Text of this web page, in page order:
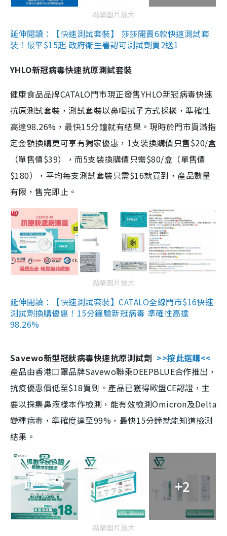
點擊圖片放大
延伸閱讀：【快速測試套裝】 莎莎開賣6款快速測試套
裝！最平$15起 政府衛生署認可測試劑買2送1
YHLO新冠病毒快速抗原測試套裝
健康食品品牌CATALO門市現正發售YHLO新冠病毒快速
抗原測試套裝，測試套裝以鼻咽拭子方式採樣，準確性
高達98.26%，最快15分鐘就有結果。現時於門市買滿指
定金額換購更可享有獨家優惠，1支裝換購價只售$20/盒
（單售價$39），而5支裝換購價只需$80/盒（單售價
$180），平均每支測試套裝只需$16就買到，產品數量
有限，售完即止。
點擊圖片放大
延伸閱讀：【快速測試套裝】CATALO全線門市$16快速
測試劑換購優惠！15分鐘驗新冠病毒 準確性高達
98.26%
Savewo新型冠狀病毒快速抗原測試劑 >>按此選購<<
產品由香港口罩品牌Savewo聯乘DEEPBLUE合作推出，
抗疫優惠價低至$18買到。產品已獲得歐盟CE認證，主
要以採集鼻液樣本作檢測，能有效檢測Omicron及Delta
變種病毒，準確度達至99%，最快15分鐘就能知道檢測
結果。
+2
點擊圖片放大